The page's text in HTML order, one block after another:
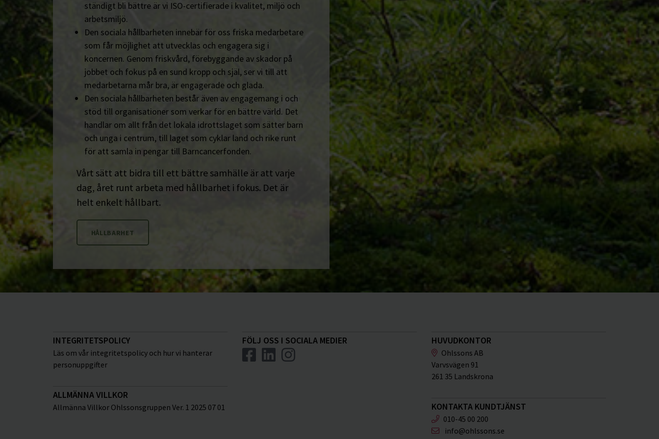
ständigt bli bättre är vi ISO-certifierade i kvalitet, miljö och
arbetsmiljö.
Den sociala hållbarheten innebär för oss friska medarbetare
som får möjlighet att utvecklas och engagera sig i
koncernen. Genom friskvård, förebyggande av skador på
jobbet och fokus på en sund kropp och själ, ser vi till att
medarbetarna mår bra, är engagerade och glada.
Den sociala hållbarheten består även av engagemang i och
stöd till organisationer som verkar för en bättre värld. Det
handlar om allt från det lokala idrottslaget som sätter barn
och unga i centrum, till laget som cyklar land och rike runt
för att samla in pengar till Barncancerfonden.
Vårt sätt att bidra till ett bättre samhälle är att varje
dag, året runt arbeta med hållbarhet i fokus. Det är
helt enkelt hållbart.
HÅLLBARHET
INTEGRITETSPOLICY
Läs om vår integritetspolicy och hur vi hanterar
personuppgifter
ALLMÄNNA VILLKOR
Allmänna Villkor Ohlssonsgruppen Ver. 1 2025 07 01
FÖLJ OSS I SOCIALA MEDIER HUVUDKONTOR
Ohlssons AB
Varvsvägen 91
261 35 Landskrona
KONTAKTA KUNDTJÄNST
010-45 00 200
info@ohlssons.se